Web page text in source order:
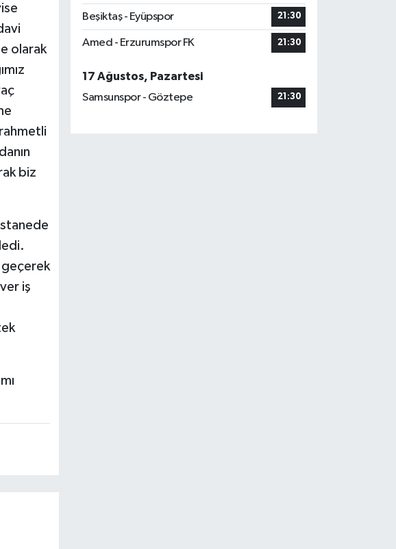
olarak
biz
geçerek
iş
Beşiktaş - Eyüpspor 21:30
Amed - Erzurumspor FK 21:30
17 Ağustos, Pazartesi
Samsunspor - Göztepe
21:30